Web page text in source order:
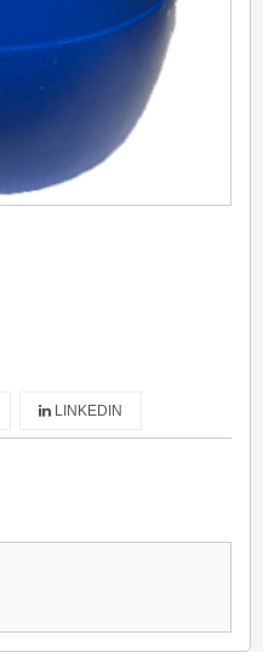
LINKEDIN